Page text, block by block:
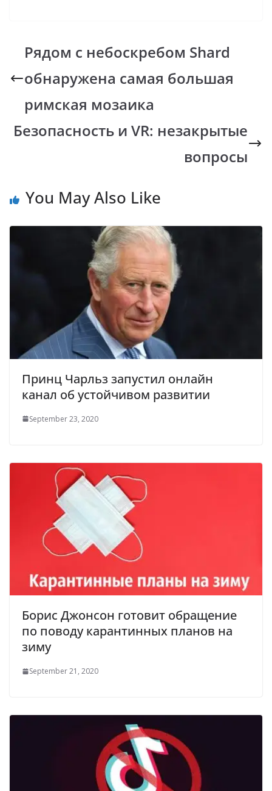
b
o
o
k
s
A
p
p
y
Li
n
k
gr
a
m
Рядом с небоскребом Shard
обнаружена самая большая
римская мозаика
Безопасность и VR: незакрытые
вопросы
You May Also Like
Принц Чарльз запустил онлайн
канал об устойчивом развитии
September 23, 2020
Борис Джонсон готовит обращение
по поводу карантинных планов на
зиму
September 21, 2020